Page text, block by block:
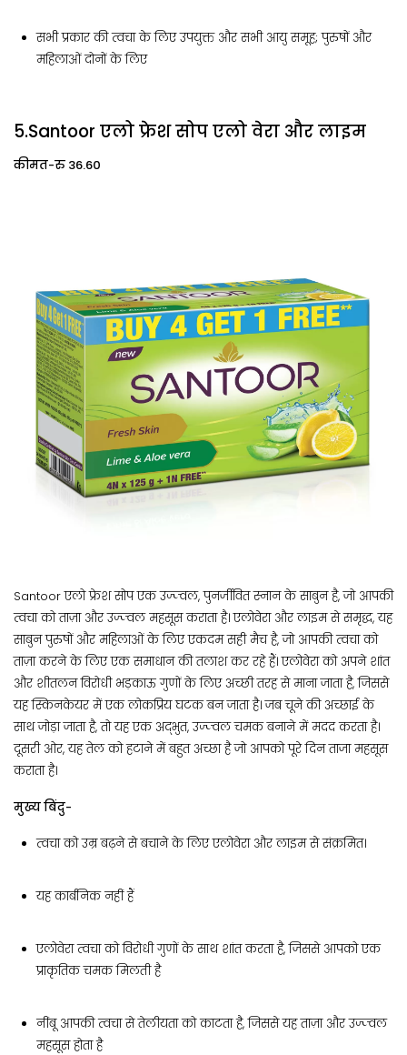
सभी प्रकार की त्वचा के लिए उपयुक्त और सभी आयु समूह; पुरुषों और
महिलाओं दोनों के लिए
5.Santoor एलो फ्रेश सोप एलो वेरा और लाइम
कीमत-रु 36.60
Santoor एलो फ्रेश सोप एक उज्ज्वल, पुनर्जीवित स्नान के साबुन है, जो आपकी
त्वचा को ताज़ा और उज्ज्वल महसूस कराता है। एलोवेरा और लाइम से समृद्ध, यह
साबुन पुरुषों और महिलाओं के लिए एकदम सही मैच है, जो आपकी त्वचा को
ताज़ा करने के लिए एक समाधान की तलाश कर रहे हैं। एलोवेरा को अपने शांत
और शीतलन विरोधी भड़काऊ गुणों के लिए अच्छी तरह से माना जाता है, जिससे
यह स्किनकेयर में एक लोकप्रिय घटक बन जाता है। जब चूने की अच्छाई के
साथ जोड़ा जाता है, तो यह एक अद्भुत, उज्ज्वल चमक बनाने में मदद करता है।
दूसरी ओर, यह तेल को हटाने में बहुत अच्छा है जो आपको पूरे दिन ताजा महसूस
कराता है।
मुख्य बिंदु-
त्वचा को उम्र बढ़ने से बचाने के लिए एलोवेरा और लाइम से संक्रमित।
यह कार्बनिक नहीं हैं
एलोवेरा त्वचा को विरोधी गुणों के साथ शांत करता है, जिससे आपको एक
प्राकृतिक चमक मिलती है
नींबू आपकी त्वचा से तेलीयता को काटता है, जिससे यह ताज़ा और उज्ज्वल
महसूस होता है